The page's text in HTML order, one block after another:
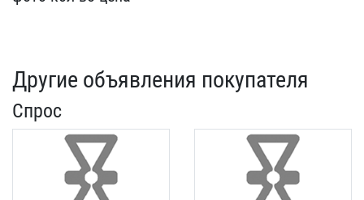
Другие объявления покупателя
Спрос